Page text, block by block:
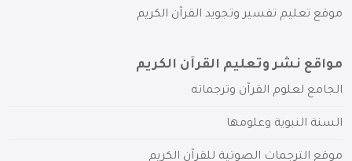
موقع تعليم تفسير وتجويد القرآن الكريم
مواقع نشر وتعليم القرآن الكريم
الجامع لعلوم القرآن وترجماته
السنة النبوية وعلومها
موقع الترجمات الصوتية للقرآن الكريم